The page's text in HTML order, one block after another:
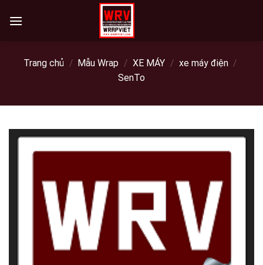
Trang chủ / Mẫu Wrap / XE MÁY / xe máy điện /
SenTo